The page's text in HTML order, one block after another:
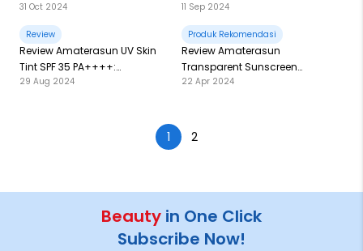
Maksimal Terlindungi
31 Oct 2024
Amaterasun!
11 Sep 2024
Review
Review Amaterasun UV Skin
Tint SPF 35 PA++++:
Complexion Seringan Air,
29 Aug 2024
Produk Rekomendasi
Review Amaterasun
Transparent Sunscreen
Moisturizer: Dengan Formula
22 Apr 2024
1 2
Beauty in One Click
Subscribe Now!